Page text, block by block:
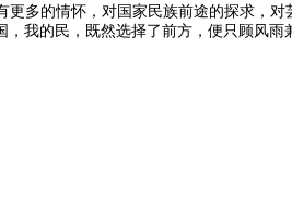
多的情怀，对国家民族前途的探求，对
我的民，既然选择了前方，便只顾风